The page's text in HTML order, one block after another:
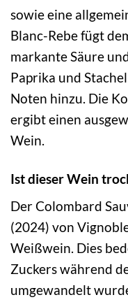
sowie eine
Blanc-Rebe fügt
markante Säure
Paprika und
Noten hinzu. Die
ergibt einen
Wein.
Ist dieser Wein
Der Colombard
(2024) von
Weißwein. Dies
Zuckers während
umgewandelt